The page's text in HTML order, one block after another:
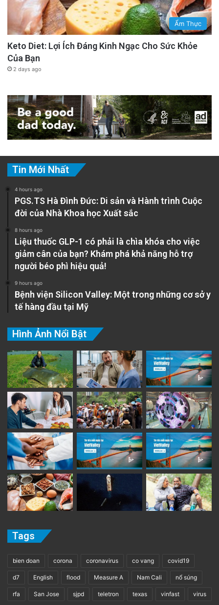
Ẩm Thực
Keto Diet: Lợi Ích Đáng Kinh Ngạc Cho Sức Khỏe
Của Bạn
2 days ago
Tin Mới Nhất
4 hours ago
PGS.TS Hà Đình Đức: Di sản và Hành trình Cuộc
đời của Nhà Khoa học Xuất sắc
8 hours ago
Liệu thuốc GLP-1 có phải là chìa khóa cho việc
giảm cân của bạn? Khám phá khả năng hỗ trợ
người béo phì hiệu quả!
9 hours ago
Bệnh viện Silicon Valley: Một trong những cơ sở y
tế hàng đầu tại Mỹ
Hình Ảnh Nổi Bật
Tags
bien doan corona coronavirus co vang covid19
d7 English flood Measure A Nam Cali nổ súng
rfa San Jose sjpd teletron texas vinfast virus